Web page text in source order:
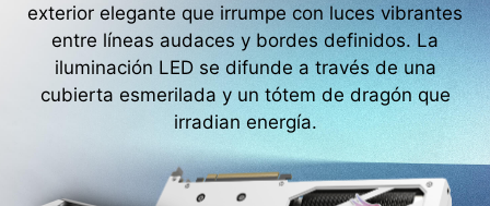
exterior elegante que irrumpe con luces vibrantes
entre líneas audaces y bordes definidos. La
iluminación LED se difunde a través de una
cubierta esmerilada y un tótem de dragón que
irradian energía.